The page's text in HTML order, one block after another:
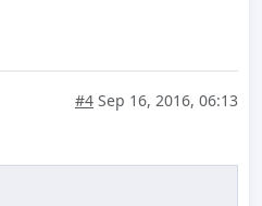
#4 Sep 16, 2016, 06:13